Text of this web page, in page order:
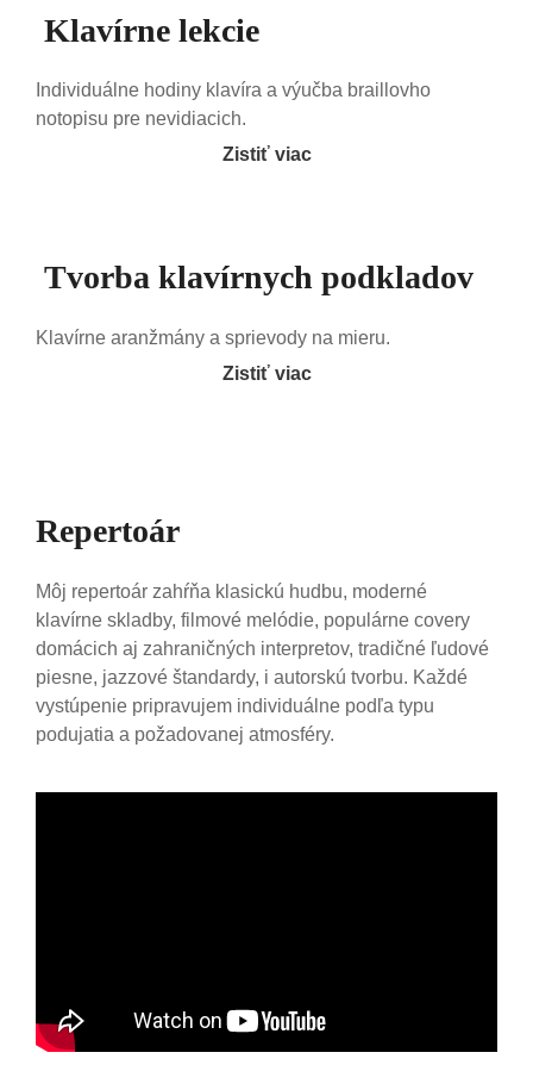
Klavírne lekcie
Individuálne hodiny klavíra a výučba braillovho
notopisu pre nevidiacich.
Zistiť viac
Tvorba klavírnych podkladov
Klavírne aranžmány a sprievody na mieru.
Zistiť viac
Repertoár
Môj repertoár zahŕňa klasickú hudbu, moderné
klavírne skladby, filmové melódie, populárne covery
domácich aj zahraničných interpretov, tradičné ľudové
piesne, jazzové štandardy, i autorskú tvorbu. Každé
vystúpenie pripravujem individuálne podľa typu
podujatia a požadovanej atmosféry.